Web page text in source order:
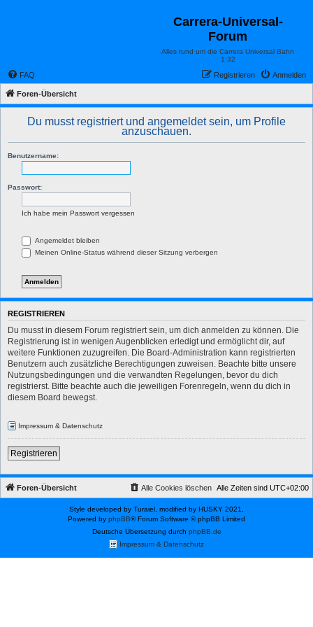
Carrera-Universal-
Forum
Alles rund um die Carrera Universal Bahn
1:32
FAQ Anmelden
Registrieren
Foren-Übersicht
Du musst registriert und angemeldet sein, um Profile
anzuschauen.
Benutzername:
Passwort:
Ich habe mein Passwort vergessen
Angemeldet bleiben
Meinen Online-Status während dieser Sitzung verbergen
REGISTRIEREN
Du musst in diesem Forum registriert sein, um dich anmelden zu können. Die
Registrierung ist in wenigen Augenblicken erledigt und ermöglicht dir, auf
weitere Funktionen zuzugreifen. Die Board-Administration kann registrierten
Benutzern auch zusätzliche Berechtigungen zuweisen. Beachte bitte unsere
Nutzungsbedingungen und die verwandten Regelungen, bevor du dich
registrierst. Bitte beachte auch die jeweiligen Forenregeln, wenn du dich in
diesem Board bewegst.
Impressum & Datenschutz
Registrieren
Foren-Übersicht Alle Zeiten sind UTC+02:00
Alle Cookies löschen
Style developed by Turaiel, modified by HUSKY 2021,
Powered by phpBB® Forum Software © phpBB Limited
Deutsche Übersetzung durch phpBB.de
Impressum & Datenschutz